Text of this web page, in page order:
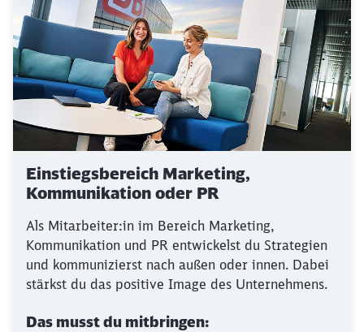
Einstiegsbereich Marketing,
Kommunikation oder PR
Als Mitarbeiter:in im Bereich Marketing,
Kommunikation und PR entwickelst du Strategien
und kommunizierst nach außen oder innen. Dabei
stärkst du das positive Image des Unternehmens.
Das musst du mitbringen: